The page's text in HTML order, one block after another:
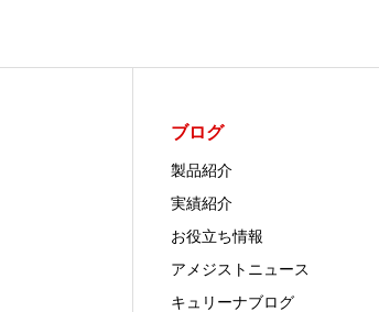
ブログ
製品紹介
実績紹介
お役立ち情報
アメジストニュース
キュリーナブログ